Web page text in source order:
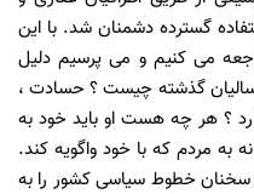
گسترده دشمنان شد. با این
1359 غفاری مراجعه می کنیم و می پرسیم دلیل
سالیان گذشته چیست ؟ حسادت ،
؟ هر چه هست او باید خود به
مردم که با خود واگویه کند.
سخنان خطوط سیاسی کشور را به